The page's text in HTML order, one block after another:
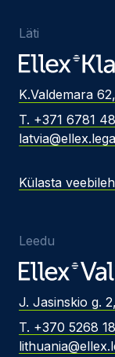
Läti
K.Valdemara
T. +371 6781
Külasta
Leedu
J. Jasinskio g.
T. +370 5268